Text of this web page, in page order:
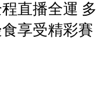
直播全運 多
享受精彩賽